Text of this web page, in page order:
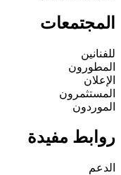
المجتمعات
للفنانين
المطورون
الإعلان
المستثمرون
الموردون
روابط مفيدة
الدعم